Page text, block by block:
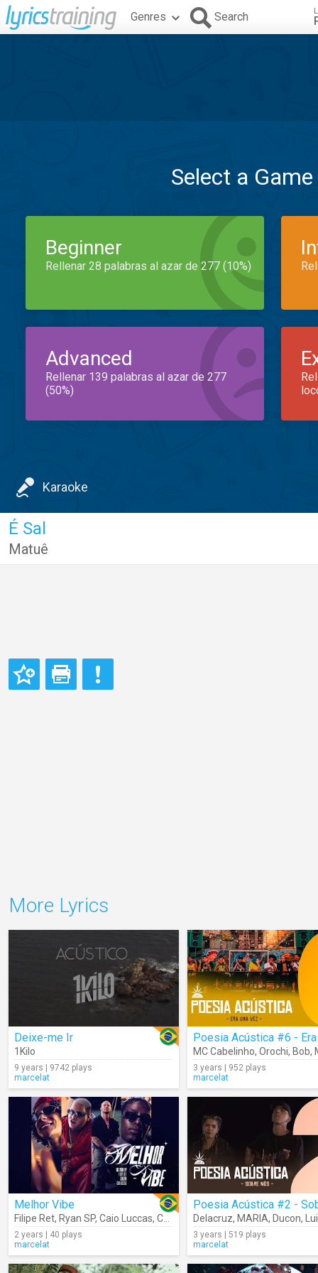
Genres Search
Select a
Beginner
Rellenar 28 palabras al azar de 277 (10%)
Advanced
Rellenar 139 palabras al azar de 277
(50%)
Karaoke
É Sal
Matuê
More Lyrics
Deixe-me Ir
1Kilo
9 years | 9742 plays
marcelat
MC Cabelinho, Orochi, Bob,
3 years | 952 plays
marcelat
Melhor Vibe
Filipe Ret, Ryan SP, Caio Luccas, Chefin
2 years | 40 plays
marcelat
Delacruz, MARIA, Ducon,
3 years | 519 plays
marcelat